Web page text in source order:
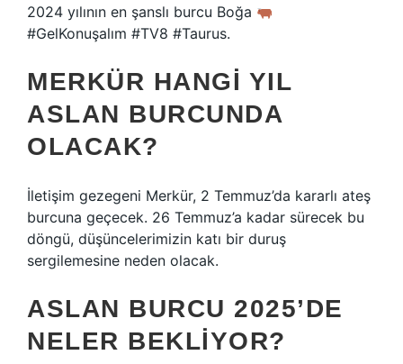
2024 yılının en şanslı burcu Boğa
#GelKonuşalım #TV8 #Taurus.
MERKÜR HANGI YIL
ASLAN BURCUNDA
OLACAK?
İletişim gezegeni Merkür, 2 Temmuz’da kararlı ateş
burcuna geçecek. 26 Temmuz’a kadar sürecek bu
döngü, düşüncelerimizin katı bir duruş
sergilemesine neden olacak.
ASLAN BURCU 2025’DE
NELER BEKLIYOR?